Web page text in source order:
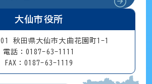
大仙市役所
秋田県大仙市大曲花園町1-1
電話：0187-63-1111
FAX：0187-63-1119